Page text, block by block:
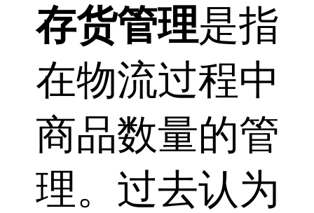
存货管理是指
在物流过程中
商品数量的管
理。过去认为